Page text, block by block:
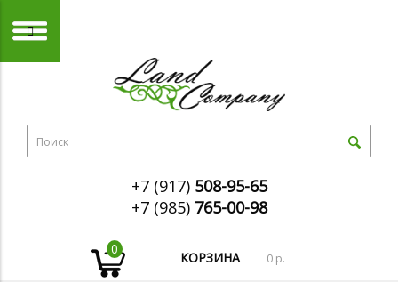
+7 (917) 508-95-65
+7 (985) 765-00-98
0
КОРЗИНА 0 р.